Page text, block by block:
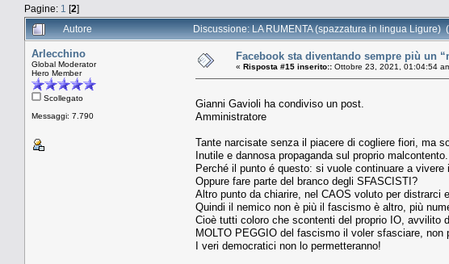
Pagine: 1 [2]
Autore Discussione: LA RUMENTA (spazzatura in lingua Ligure)
Arlecchino
Global Moderator
Hero Member
Scollegato
Messaggi: 7.790
Facebook sta diventando sempre più un
« Risposta #15 inserito:: Ottobre 23, 2021, 01:04:54
Gianni Gavioli ha condiviso un post.
Amministratore
Tante narcisate senza il piacere di cogliere fiori, ma
Inutile e dannosa propaganda sul proprio malcontento.
Perché il punto é questo: si vuole continuare a
Oppure fare parte del branco degli SFASCISTI?
Altro punto da chiarire, nel CAOS voluto per distrarci
Quindi il nemico non è più il fascismo è altro, più
Cioè tutti coloro che scontenti del proprio IO, avvilito
MOLTO PEGGIO del fascismo il voler sfasciare, non
I veri democratici non lo permetteranno!